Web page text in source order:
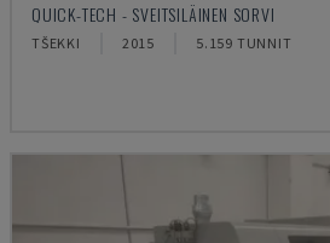
QUICK-TECH - SVEITSILÄINEN SORVI
TŠEKKI 2015 5.159 TUNNIT